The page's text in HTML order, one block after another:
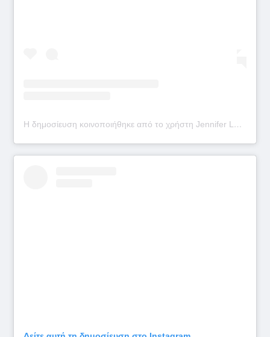
Η δημοσίευση κοινοποιήθηκε από το χρήστη Jennifer Lopez (@jlo)